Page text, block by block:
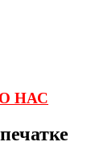
НАС